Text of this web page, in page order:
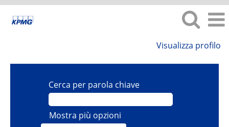
Visualizza profilo
Cerca per parola chiave
Mostra più opzioni